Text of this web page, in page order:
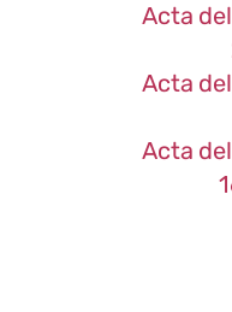
Acta
Acta
Acta